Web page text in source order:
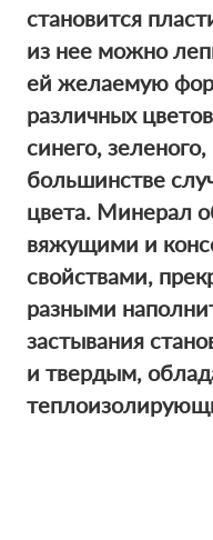
становится
из нее можно
ей желаемую
различных
синего,
большинстве
цвета. Минерал
вяжущими и
свойствами,
разными
застывания
и твердым,